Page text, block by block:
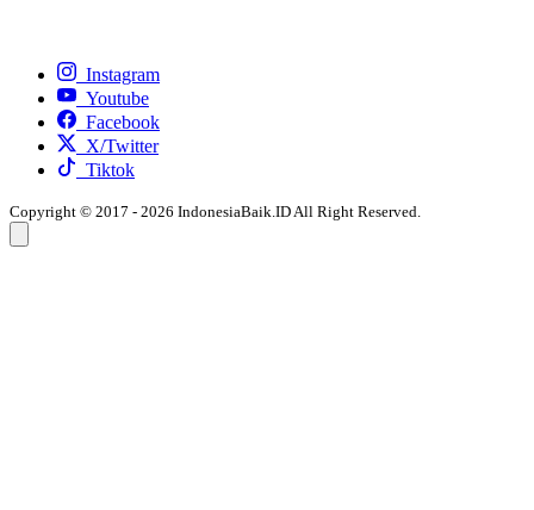
Instagram
Youtube
Facebook
X/Twitter
Tiktok
Copyright © 2017 - 2026 IndonesiaBaik.ID All Right Reserved.